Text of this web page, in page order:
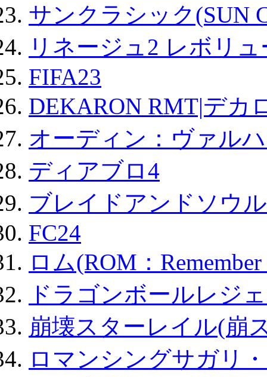
サンクラシック(SUN
リネージュ2 レボリ
FIFA23
DEKARON RMT|デカ
オーディン：ヴァル
ディアブロ4
ブレイドアンドソウ
FC24
ロム(ROM：
ドラゴンボールレジ
崩壊スターレイル(崩
ロマンシングサガリ